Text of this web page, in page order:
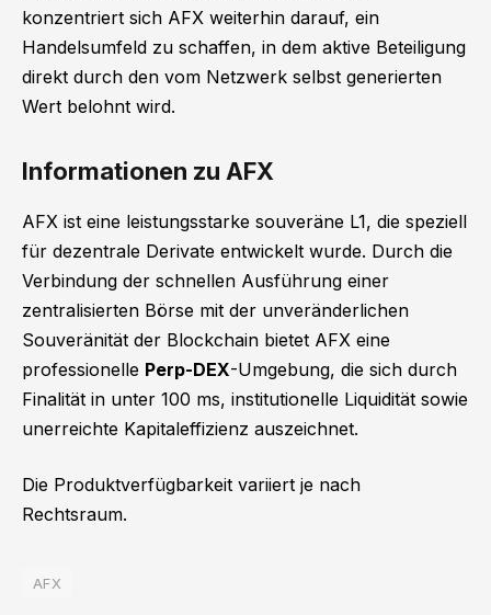
konzentriert sich AFX weiterhin darauf, ein
Handelsumfeld zu schaffen, in dem aktive Beteiligung
direkt durch den vom Netzwerk selbst generierten
Wert belohnt wird.
Informationen zu AFX
AFX ist eine leistungsstarke souveräne L1, die speziell
für dezentrale Derivate entwickelt wurde. Durch die
Verbindung der schnellen Ausführung einer
zentralisierten Börse mit der unveränderlichen
Souveränität der Blockchain bietet AFX eine
professionelle Perp-DEX-Umgebung, die sich durch
Finalität in unter 100 ms, institutionelle Liquidität sowie
unerreichte Kapitaleffizienz auszeichnet.
Die Produktverfügbarkeit variiert je nach
Rechtsraum.
AFX